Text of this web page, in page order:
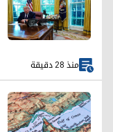
منذ 28 دقيقة